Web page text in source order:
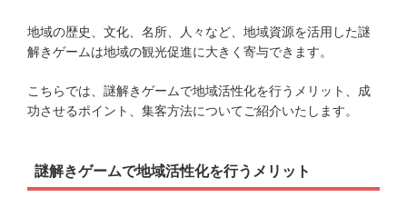
地域の歴史、文化、名所、人々など、地域資源を活用した謎
解きゲームは地域の観光促進に大きく寄与できます。
こちらでは、謎解きゲームで地域活性化を行うメリット、成
功させるポイント、集客方法についてご紹介いたします。
謎解きゲームで地域活性化を行うメリット